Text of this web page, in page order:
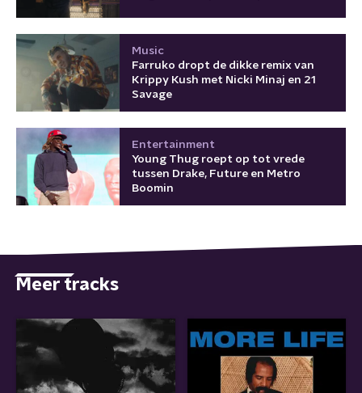
Music
Farruko dropt de dikke remix van
Krippy Kush met Nicki Minaj en 21
Savage
Entertainment
Young Thug roept op tot vrede
tussen Drake, Future en Metro
Boomin
Meer tracks